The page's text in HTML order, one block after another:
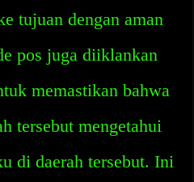
tujuan dengan aman
pos juga diiklankan
memastikan bahwa
tersebut mengetahui
di daerah tersebut. Ini